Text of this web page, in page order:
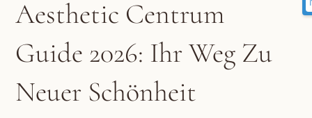
Aesthetic Centrum
Guide 2026: Ihr Weg Zu
Neuer Schönheit